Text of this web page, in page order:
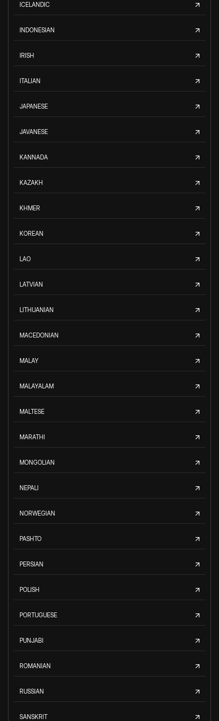
ICELANDIC
INDONESIAN
IRISH
ITALIAN
JAPANESE
JAVANESE
KANNADA
KAZAKH
KHMER
KOREAN
LAO
LATVIAN
LITHUANIAN
MACEDONIAN
MALAY
MALAYALAM
MALTESE
MARATHI
MONGOLIAN
NEPALI
NORWEGIAN
PASHTO
PERSIAN
POLISH
PORTUGUESE
PUNJABI
ROMANIAN
RUSSIAN
SANSKRIT